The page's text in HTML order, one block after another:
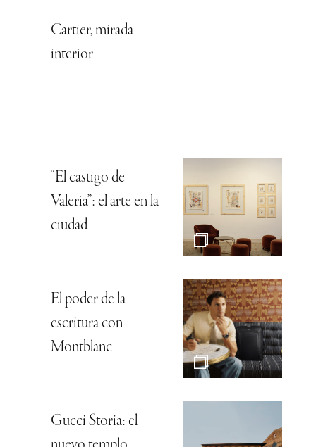
Cartier, mirada
interior
“El castigo de
Valeria”: el arte en la
ciudad
El poder de la
escritura con
Montblanc
Gucci Storia: el